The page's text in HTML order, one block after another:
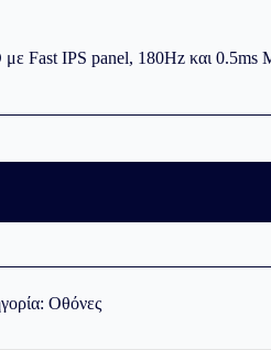
Fast IPS panel, 180Hz και
Οθόνες